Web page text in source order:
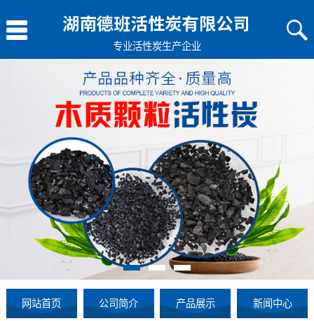
专业活性炭生产企业
网站首页 公司简介 产品展示 新闻中心